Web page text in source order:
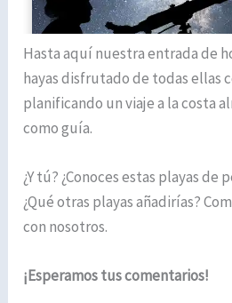
Hasta aquí nuestra entrada de
hayas disfrutado de todas ellas
planificando un viaje a la costa
como guía.
¿Y tú? ¿Conoces estas playas
¿Qué otras playas añadirías?
con nosotros.
¡Esperamos tus comentarios!